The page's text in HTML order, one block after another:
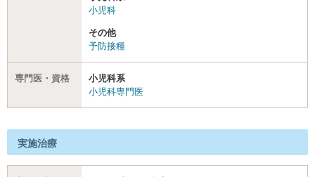
小児科
その他
予防接種
専門医・資格
小児科系
小児科専門医
実施治療